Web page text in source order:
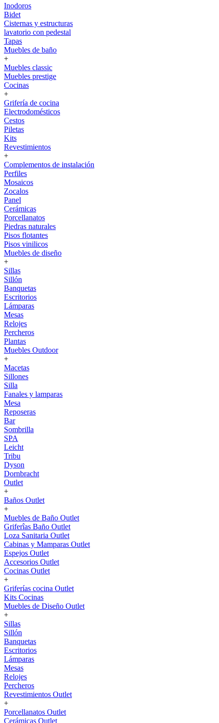
Inodoros
Bidet
Cisternas y estructuras
lavatorio con pedestal
Tapas
Muebles de baño
+
Muebles classic
Muebles prestige
Cocinas
+
Grifería de cocina
Electrodomésticos
Cestos
Piletas
Kits
Revestimientos
+
Complementos de instalación
Perfiles
Mosaicos
Zocalos
Panel
Cerámicas
Porcellanatos
Piedras naturales
Pisos flotantes
Pisos vinilicos
Muebles de diseño
+
Sillas
Sillón
Banquetas
Escritorios
Lámparas
Mesas
Relojes
Percheros
Plantas
Muebles Outdoor
+
Macetas
Sillones
Silla
Fanales y lamparas
Mesa
Reposeras
Bar
Sombrilla
SPA
Leicht
Tribu
Dyson
Dornbracht
Outlet
+
Baños Outlet
+
Muebles de Baño Outlet
Griferîas Baño Outlet
Loza Sanitaria Outlet
Cabinas y Mamparas Outlet
Espejos Outlet
Accesorios Outlet
Cocinas Outlet
+
Griferías cocina Outlet
Kits Cocinas
Muebles de Diseño Outlet
+
Sillas
Sillón
Banquetas
Escritorios
Lámparas
Mesas
Relojes
Percheros
Revestimientos Outlet
+
Porcellanatos Outlet
Cerámicas Outlet